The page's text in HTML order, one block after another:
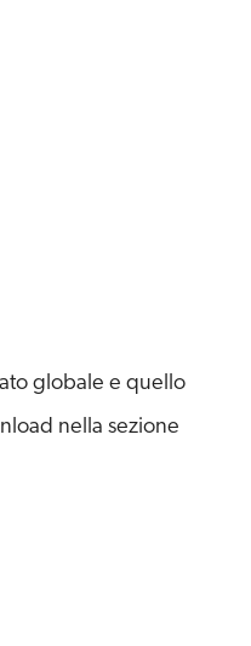
globale e quello
nella sezione